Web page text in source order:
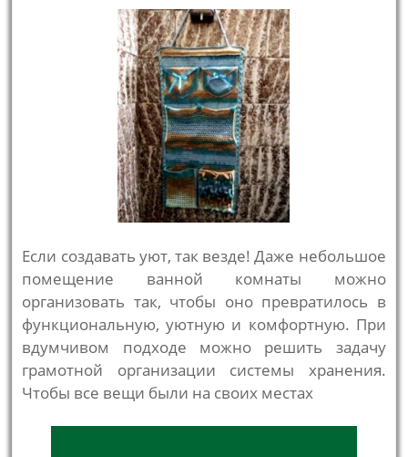
Если создавать уют, так везде! Даже небольшое
помещение ванной комнаты можно
организовать так, чтобы оно превратилось в
функциональную, уютную и комфортную. При
вдумчивом подходе можно решить задачу
грамотной организации системы хранения.
Чтобы все вещи были на своих местах